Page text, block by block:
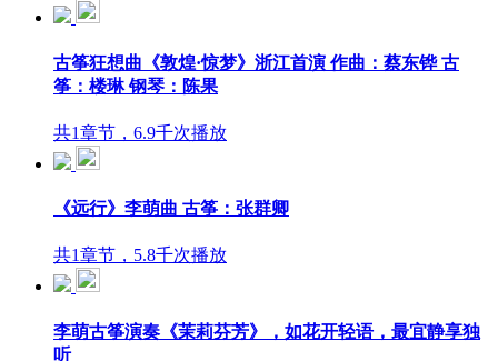
古筝狂想曲《敦煌·惊梦》浙江首演 作曲：蔡东铧 古
筝：楼琳 钢琴：陈果
共1章节，6.9千次播放
《远行》李萌曲 古筝：张群卿
共1章节，5.8千次播放
李萌古筝演奏《茉莉芬芳》，如花开轻语，最宜静享独
听